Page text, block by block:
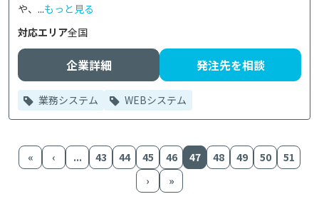
や、...もっと見る
対応エリア全国
企業詳細 発注先を相談
業務システム WEBシステム
« ‹ ... 43 44 45 46 47 48 49 50
51
›
»